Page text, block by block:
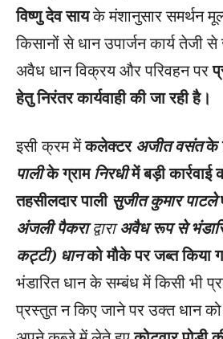
विष्णु देव सायके मंशानुसार समर्थन
किसानों से धान उपार्जन कार्य तेजी
अवैध धान विक्रय और परिवहन पर
हेतु निरंतर कार्यवाही की जा रही है।
इसी क्रम मेंकलेक्टर अजीत वसंतके
पालीके ग्रामनिरधीमें बड़ी कार्रवाई
तहसीलदार पाली सुजीत कुमार पाटले
अंजली पैकराद्वाराअवैध रूप से
कट्टी) धानको मौके पर जब्त किया
भंडारित धान के सम्बंध में किसी भी
प्रस्तुत न किए जाने पर उक्त धान को